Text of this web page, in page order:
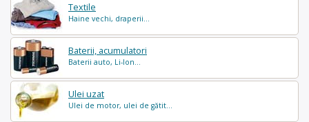
Textile
Haine vechi, draperii...
Baterii, acumulatori
Baterii auto, Li-Ion...
Ulei uzat
Ulei de motor, ulei de gătit...